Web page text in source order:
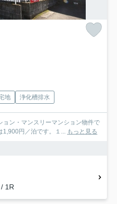
地 浄化槽排水
ン・マンスリーマンション物件で
1,900円／泊です。１... もっと見る
1R